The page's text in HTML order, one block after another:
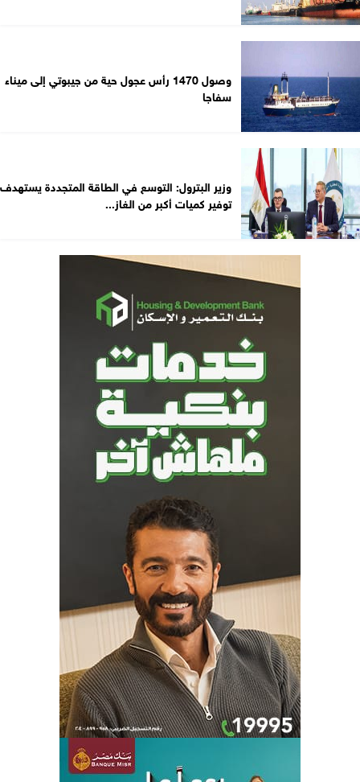
وصول 1470 رأس عجول حية من جيبوتي إلى ميناء
سفاجا
وزير البترول: التوسع في الطاقة المتجددة يستهدف
توفير كميات أكبر من الغاز...